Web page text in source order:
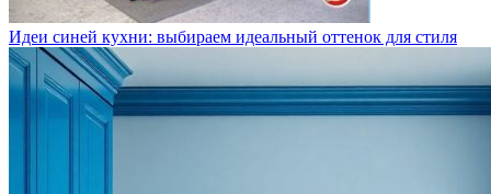
Идеи синей кухни: выбираем идеальный оттенок для стиля